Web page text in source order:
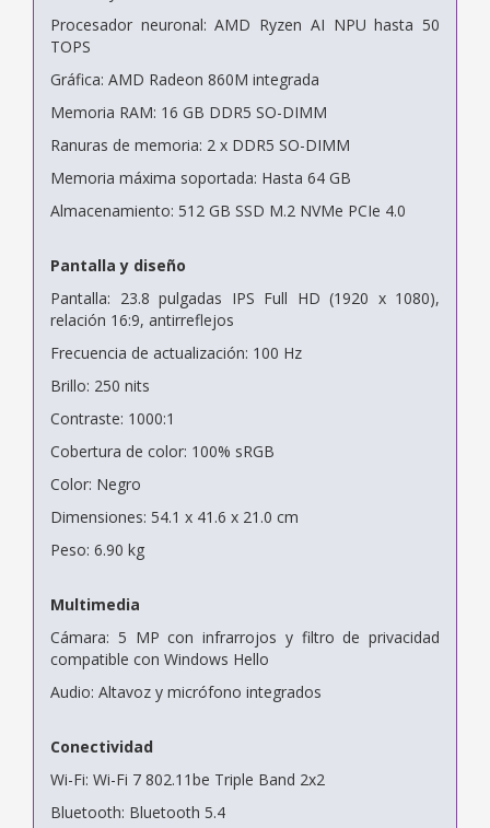
Procesador neuronal: AMD Ryzen AI NPU hasta 50
TOPS
Gráfica: AMD Radeon 860M integrada
Memoria RAM: 16 GB DDR5 SO-DIMM
Ranuras de memoria: 2 x DDR5 SO-DIMM
Memoria máxima soportada: Hasta 64 GB
Almacenamiento: 512 GB SSD M.2 NVMe PCIe 4.0
Pantalla y diseño
Pantalla: 23.8 pulgadas IPS Full HD (1920 x 1080),
relación 16:9, antirreflejos
Frecuencia de actualización: 100 Hz
Brillo: 250 nits
Contraste: 1000:1
Cobertura de color: 100% sRGB
Color: Negro
Dimensiones: 54.1 x 41.6 x 21.0 cm
Peso: 6.90 kg
Multimedia
Cámara: 5 MP con infrarrojos y filtro de privacidad
compatible con Windows Hello
Audio: Altavoz y micrófono integrados
Conectividad
Wi-Fi: Wi-Fi 7 802.11be Triple Band 2x2
Bluetooth: Bluetooth 5.4